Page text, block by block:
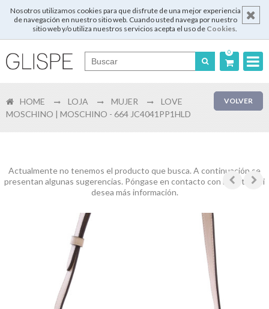
Nosotros utilizamos cookies para que disfrute de una mejor experiencia
de navegación en nuestro sitio web. Cuando usted navega por nuestro
sitio web y/o utiliza nuestros servicios acepta el uso de Cookies.
0
English
Login
VOLVER
HOME LOJA MUJER
LOVE
MOSCHINO | MOSCHINO - 664 JC4041PP1HLD
Actualmente no tenemos el producto que busca. A continuación se
presentan algunas sugerencias. Póngase en contacto con nosotros si
desea más información.